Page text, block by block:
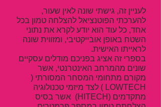
לעניין זה, גישתי שונה לאין שעור,
להערכתי הפוטנציאל להצלחה טמון בכל
אחד, כל עוד הוא יודע לקרא את נתוני
השטח באופן אובייקטיבי, ומזווית שונה
לראייתו האישית.
בספרי זה אציג בפניכם מודלים עסקיים
שונים מהמרחב האינטרנטי, אשר
מקורם מתחומי המסחר המסורתי (
LOWTECH ) לצד מיזמי טכנולוגיה
מתקדמים (HITECH) אשר בסיס